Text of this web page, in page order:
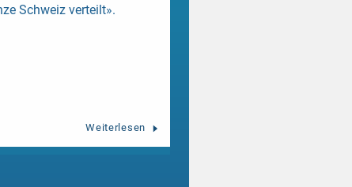
Schweiz verteilt».
Weiterlesen